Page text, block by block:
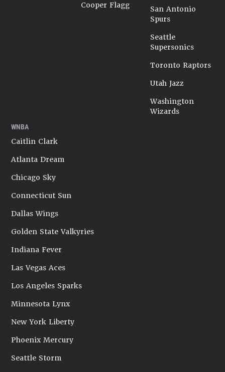
Cooper Flagg
San Antonio
Spurs
Seattle
Supersonics
Toronto Raptors
Utah Jazz
Washington
Wizards
WNBA
Caitlin Clark
Atlanta Dream
Chicago Sky
Connecticut Sun
Dallas Wings
Golden State Valkyries
Indiana Fever
Las Vegas Aces
Los Angeles Sparks
Minnesota Lynx
New York Liberty
Phoenix Mercury
Seattle Storm